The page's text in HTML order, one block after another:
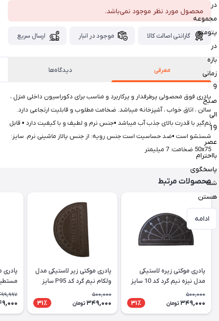
در
مجموعه
پتومتو
در
بازه
زمانی
9
صبح
الی
19
عصر
بااحترام
پاسخگوی
شما
هستن
ادامه
محصول مورد نظر موجود نمی‌باشد.
گارانتی اصالت کالا موجود در انبار ارسال سریع
معرفی دیدگاه‌ها
پادری فوق محصولی پرطرفدار و پرکاربرد و مناسب برای دکوراسیون داخلی منزل ،
سالن ، اتاق خواب ، آشپزخانه میباشد. ضخامت مطلوب و قابلیت ارتجاعی دارد.
نم‌گیر با قدرت بالای جذب آب میباشد ▪جنس نرم و لطیف و با کیفیت دارد ▪ قابل
شستشو است ▪ضد حساسیت است جنس رویه: از جنس پالاز ماشینی نرم. سایز:
50x75 ضخامت: 7 میلیمتر
محصولات مرتبط
پادری موکتی زیره لاستیکی
مدل نیزه نیم گرد کد 10 سایز
500,000
349,000 تومان 31٪
پادری موکتی زیر لاستیکی مدل
ولکام نیم گرد کد P95 سایز
500,000
349,000 تومان 31٪
پادری
سایز 50X80 سانتی متر